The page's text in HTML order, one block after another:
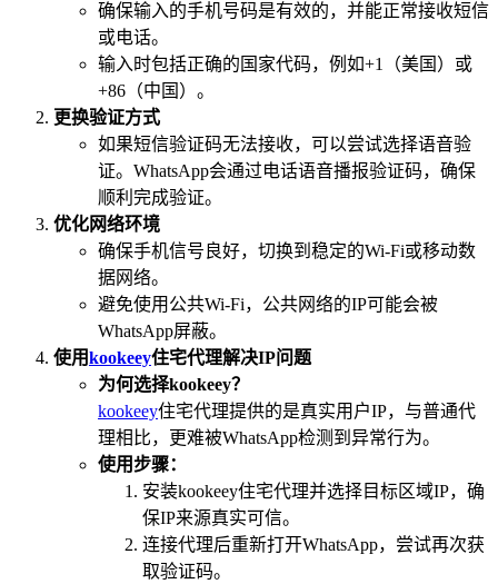
确保输入的手机号码是有效的，并能正常接收短信
或电话。
输入时包括正确的国家代码，例如+1（美国）或
+86（中国）。
更换验证方式
如果短信验证码无法接收，可以尝试选择语音验
证。WhatsApp会通过电话语音播报验证码，确保
顺利完成验证。
优化网络环境
确保手机信号良好，切换到稳定的Wi-Fi或移动数
据网络。
避免使用公共Wi-Fi，公共网络的IP可能会被
WhatsApp屏蔽。
使用kookeey住宅代理解决IP问题
为何选择kookeey？
kookeey住宅代理提供的是真实用户IP，与普通代
理相比，更难被WhatsApp检测到异常行为。
使用步骤：
安装kookeey住宅代理并选择目标区域IP，确
保IP来源真实可信。
连接代理后重新打开WhatsApp，尝试再次获
取验证码。